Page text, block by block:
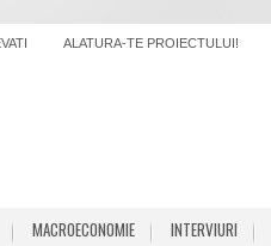
ALATURA-TE PROIECTULUI!
MACROECONOMIE INTERVIURI